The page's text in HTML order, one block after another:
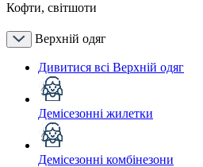
Кофти, світшоти
Верхній одяг
Дивитися всі Верхній одяг
Демісезонні жилетки
Демісезонні комбінезони